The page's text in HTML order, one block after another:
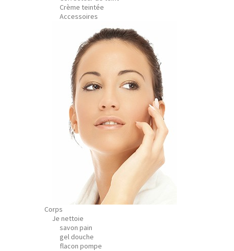
Crème teintée
Accessoires
Corps
Je nettoie
savon pain
gel douche
flacon pompe